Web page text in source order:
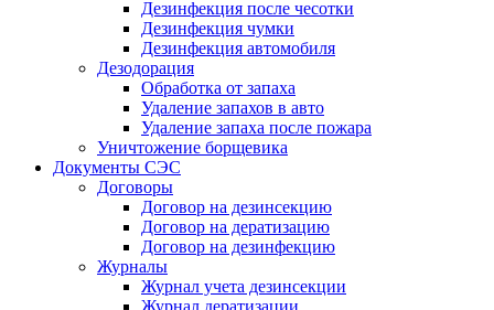
Дезинфекция после чесотки
Дезинфекция чумки
Дезинфекция автомобиля
Дезодорация
Обработка от запаха
Удаление запахов в авто
Удаление запаха после пожара
Уничтожение борщевика
Документы СЭС
Договоры
Договор на дезинсекцию
Договор на дератизацию
Договор на дезинфекцию
Журналы
Журнал учета дезинсекции
Журнал дератизации